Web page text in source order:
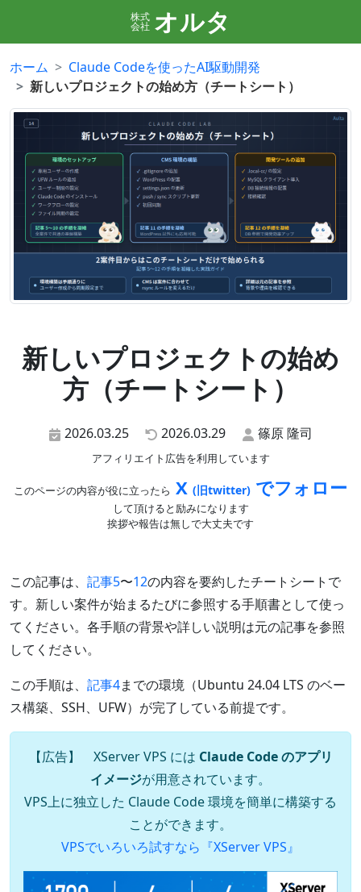
株式
会社 オルタ
ホーム
Claude Codeを使ったAI駆動開発
新しいプロジェクトの始め方（チートシート）
新しいプロジェクトの始め
方（チートシート）
2026.03.25 2026.03.29 篠原 隆司
アフィリエイト広告を利用しています
このページの内容が役に立ったら X (旧twitter) でフォロー
して頂けると励みになります
挨拶や報告は無しで大丈夫です
この記事は、 記事5〜12の内容を要約したチートシートで
す。新しい案件が始まるたびに参照する手順書として使っ
てください。各手順の背景や詳しい説明は元の記事を参照
してください。
この手順は、 記事4までの環境（Ubuntu 24.04 LTS のベー
ス構築、SSH、UFW）が完了している前提です。
【広告】 XServer VPS には Claude Code のアプリ
イメージが用意されています。
VPS上に独立した Claude Code 環境を簡単に構築する
ことができます。
VPSでいろいろ試すなら『XServer VPS』